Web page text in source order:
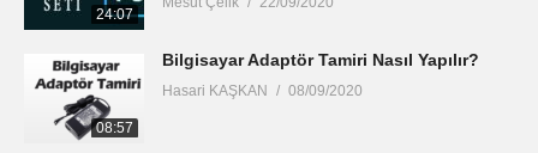
24:07
08:57
Bilgisayar Adaptör Tamiri Nasıl Yapılır?
Hasari KAŞKAN 08/09/2020